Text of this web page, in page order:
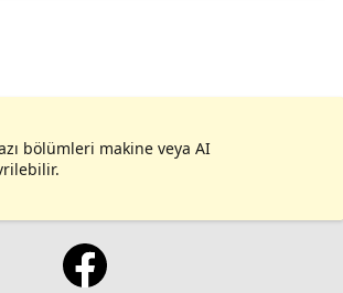
bölümleri makine veya AI